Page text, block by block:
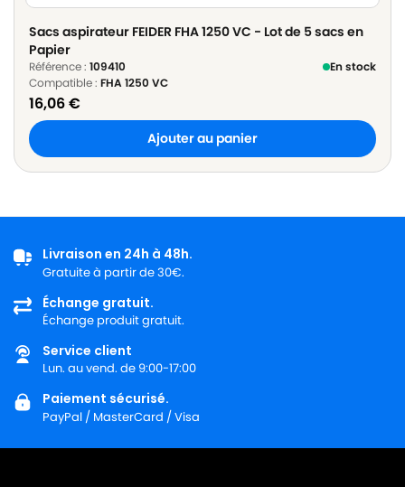
Sacs aspirateur FEIDER FHA 1250 VC - Lot de 5 sacs en
Papier
Référence : 109410
En stock
Compatible : FHA 1250 VC
16,06€
Ajouter au panier
Livraison en 24h à 48h.
Gratuite à partir de 30€.
Échange gratuit.
Échange produit gratuit.
Service client
Lun. au vend. de 9:00-17:00
Paiement sécurisé.
PayPal / MasterCard / Visa